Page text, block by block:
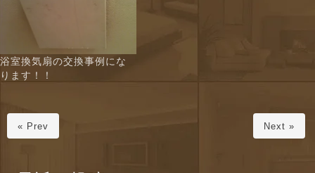
浴室換気扇の交換事例にな
ります！！
« Prev Next »